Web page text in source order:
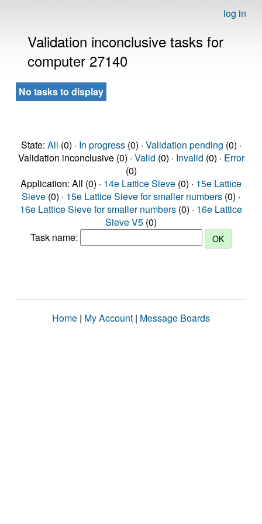
log in
Validation inconclusive tasks for
computer 27140
No tasks to display
State: All (0) · In progress(0) · Validation pending (0) ·
Validation inconclusive (0) · Valid (0) · Invalid (0) · Error
(0)
Application: All (0) · 14e Lattice Sieve (0) · 15e Lattice
Sieve (0) · 15e Lattice Sieve for smaller numbers (0) ·
16e Lattice Sieve for smaller numbers (0) · 16e Lattice
Sieve V5 (0)
Task name:
Home | My Account | Message Boards